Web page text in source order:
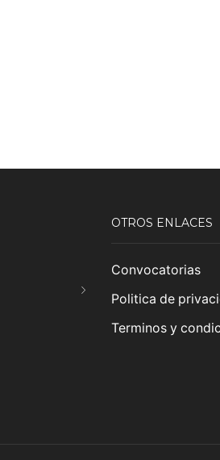
OTROS ENLACES
Convocatorias
Politica de
Terminos y